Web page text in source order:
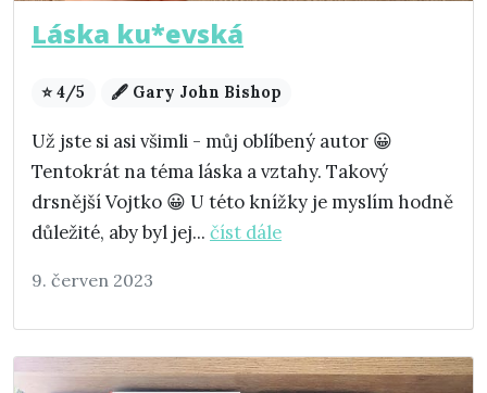
Láska ku*evská
⭐ 4/5 🖋️ Gary John Bishop
Už jste si asi všimli - můj oblíbený autor 😀
Tentokrát na téma láska a vztahy. Takový
drsnější Vojtko 😀 U této knížky je myslím hodně
důležité, aby byl jej... číst dále
9. červen 2023